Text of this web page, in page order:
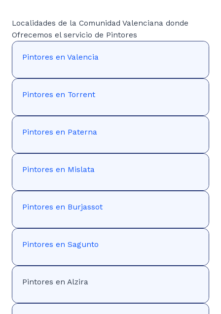
Localidades de la Comunidad Valenciana donde
Ofrecemos el servicio de Pintores
Pintores en Valencia
Pintores en Torrent
Pintores en Paterna
Pintores en Mislata
Pintores en Burjassot
Pintores en Sagunto
Pintores en Alzira